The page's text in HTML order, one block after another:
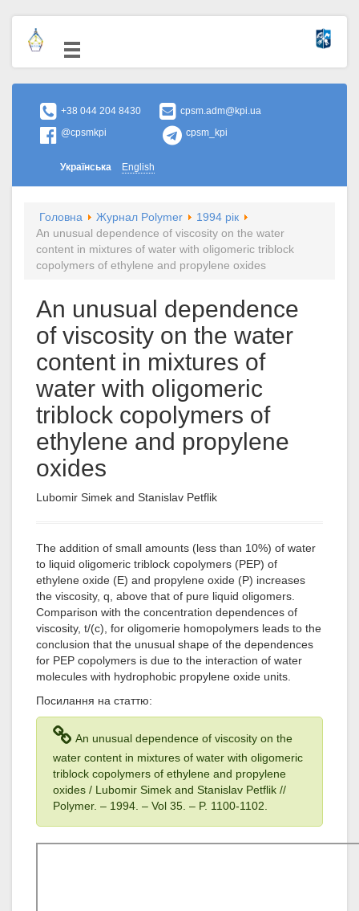
+38 044 204 8430
cpsm.adm@kpi.ua
@cpsmkpi
cpsm_kpi
Українська English
Головна Журнал Polymer
1994 рік
An unusual dependence of viscosity on the water
content in mixtures of water with oligomeric triblock
copolymers of ethylene and propylene oxides
An unusual dependence
of viscosity on the water
content in mixtures of
water with oligomeric
triblock copolymers of
ethylene and propylene
oxides
Lubomir Simek and Stanislav Petflik
The addition of small amounts (less than 10%) of water
to liquid oligomeric triblock copolymers (PEP) of
ethylene oxide (E) and propylene oxide (P) increases
the viscosity, q, above that of pure liquid oligomers.
Comparison with the concentration dependences of
viscosity, t/(c), for oligomerie homopolymers leads to the
conclusion that the unusual shape of the dependences
for PEP copolymers is due to the interaction of water
molecules with hydrophobic propylene oxide units.
Посилання на статтю:
An unusual dependence of viscosity on the
water content in mixtures of water with oligomeric
triblock copolymers of ethylene and propylene
oxides / Lubomir Simek and Stanislav Petflik //
Polymer. – 1994 . – Vol 35 . – P. 1100-1102.